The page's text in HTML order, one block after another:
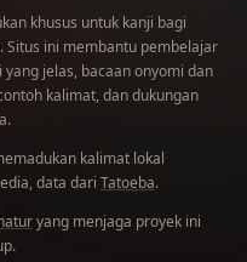
khusus untuk kanji bagi
Situs ini membantu pembelajar
jelas, bacaan onyomi dan
kalimat, dan dukungan
kalimat lokal
data dari Tatoeba.
yang menjaga proyek ini